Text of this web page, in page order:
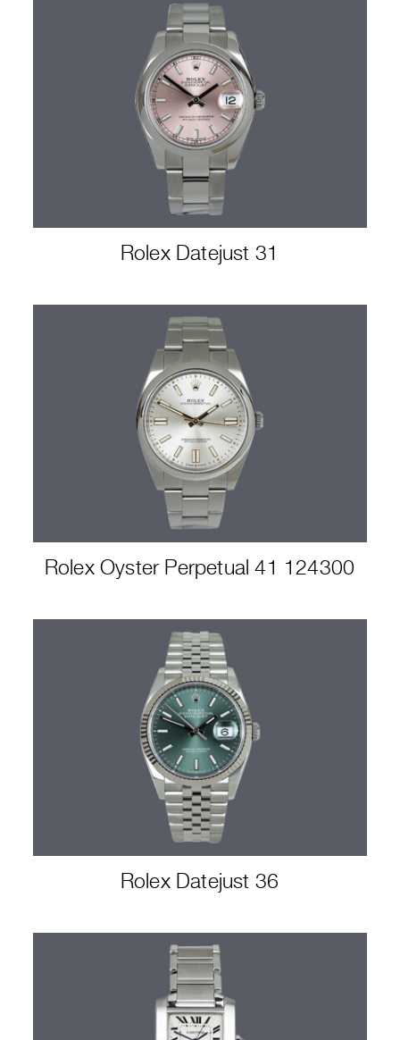
Rolex Datejust 31
Rolex Oyster Perpetual 41 124300
Rolex Datejust 36